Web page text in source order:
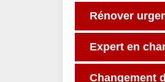
Rénover
Expert en
Changement